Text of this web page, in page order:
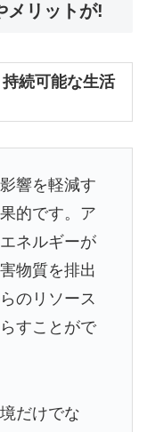
メリットが!
続可能な生活
響を軽減す
的です。ア
ネルギーが
物質を排出
のリソース
すことがで
だけでな